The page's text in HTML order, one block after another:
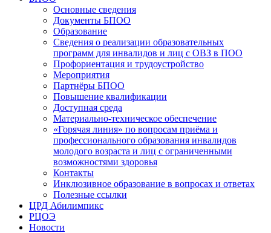
Основные сведения
Документы БПОО
Образование
Сведения о реализации образовательных
программ для инвалидов и лиц с ОВЗ в ПОО
Профориентация и трудоустройство
Мероприятия
Партнёры БПОО
Повышение квалификации
Доступная среда
Материально-техническое обеспечение
«Горячая линия» по вопросам приёма и
профессионального образования инвалидов
молодого возраста и лиц с ограниченными
возможностями здоровья
Контакты
Инклюзивное образование в вопросах и ответах
Полезные ссылки
ЦРД Абилимпикс
РЦОЭ
Новости